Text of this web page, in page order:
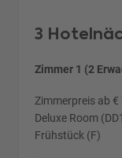
3
Zimmer 1 (2
Zimmerpreis ab €
Deluxe Room
Frühstück (F)